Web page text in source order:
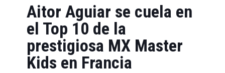
Aitor Aguiar se cuela en
el Top 10 de la
prestigiosa MX Master
Kids en Francia